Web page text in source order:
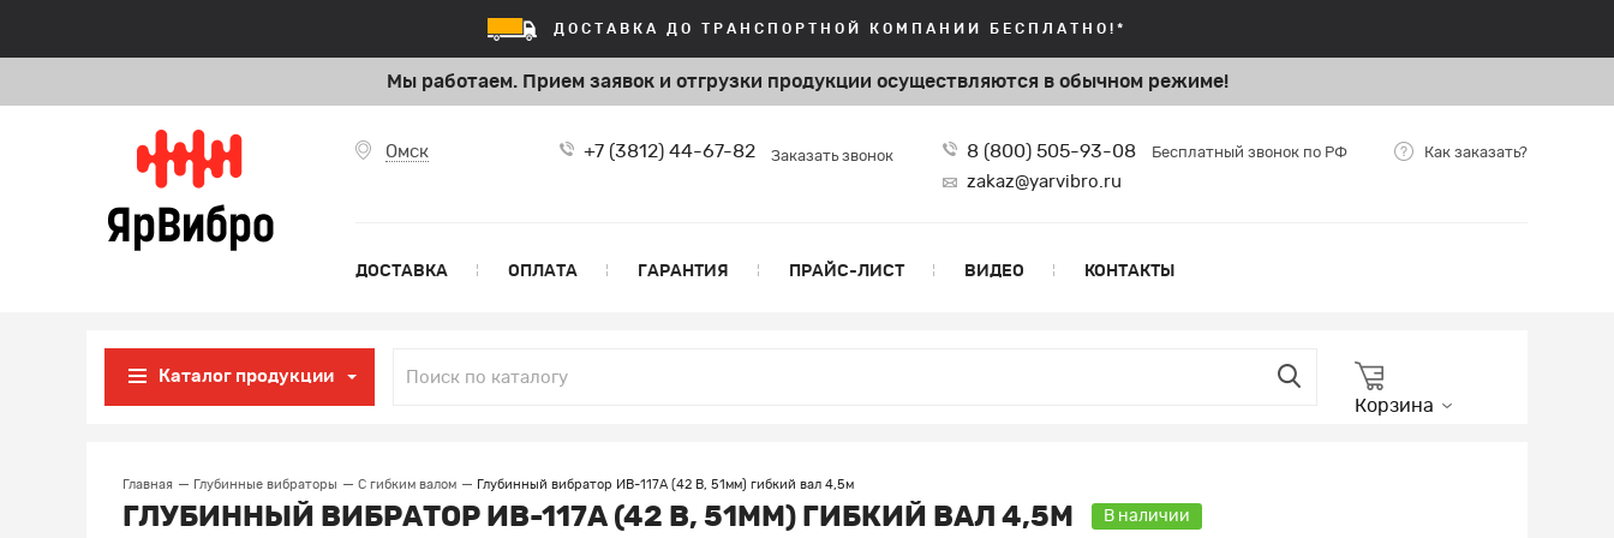
ДОСТАВКА ДО ТРАНСПОРТНОЙ КОМПАНИИ БЕСПЛАТНО!*
Мы работаем. Прием заявок и отгрузки продукции осуществляются в обычном режиме!
Омск +7 (3812) 44-67-82 Заказать звонок 8 (800) 505-93-08 Бесплатный звонок по РФ
zakaz@yarvibro.ru
Как заказать?
ДОСТАВКА ОПЛАТА ГАРАНТИЯ ПРАЙС-ЛИСТ ВИДЕО КОНТАКТЫ
Каталог продукции
Корзина
Главная Глубинные вибраторы С гибким валом Глубинный вибратор ИВ-117А (42 В, 51мм) гибкий вал 4,5м
ГЛУБИННЫЙ ВИБРАТОР ИВ-117А (42 В, 51ММ) ГИБКИЙ ВАЛ 4,5М В наличии